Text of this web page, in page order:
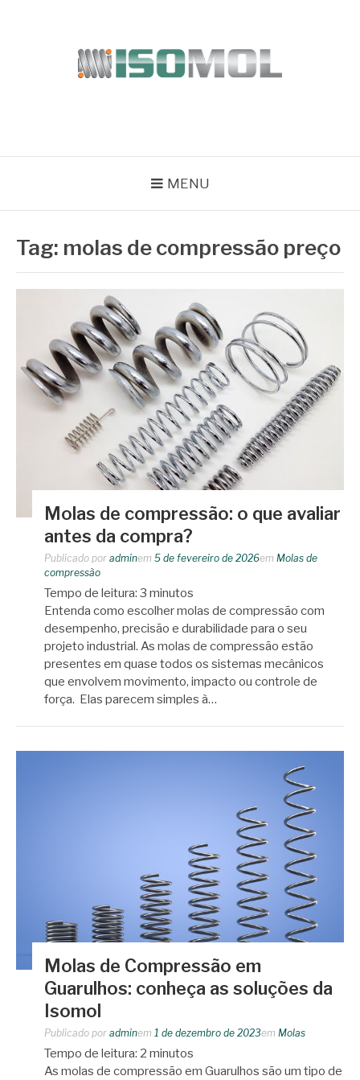
MENU
Tag: molas de compressão preço
Molas de compressão: o que avaliar
antes da compra?
Publicado por adminem 5 de fevereiro de 2026em Molas de
compressão
Tempo de leitura: 3 minutos
Entenda como escolher molas de compressão com
desempenho, precisão e durabilidade para o seu
projeto industrial. As molas de compressão estão
presentes em quase todos os sistemas mecânicos
que envolvem movimento, impacto ou controle de
força. Elas parecem simples à…
Molas de Compressão em
Guarulhos: conheça as soluções da
Isomol
Publicado por adminem 1 de dezembro de 2023em Molas
Tempo de leitura: 2 minutos
As molas de compressão em Guarulhos são um tipo de